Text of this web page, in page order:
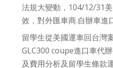
法規大變動，104/12/31
效，對外匯車商.自辦車進
留學生從美國運車回台灣
GLC300 coupe進口車代
及費用分析及留學生條款